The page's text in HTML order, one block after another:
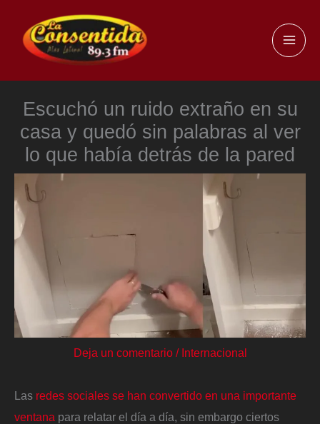
contenido
Escuchó un ruido extraño en su
casa y quedó sin palabras al ver
lo que había detrás de la pared
Deja un comentario / Internacional
Las redes sociales se han convertido en una importante
ventana para relatar el día a día, sin embargo ciertos